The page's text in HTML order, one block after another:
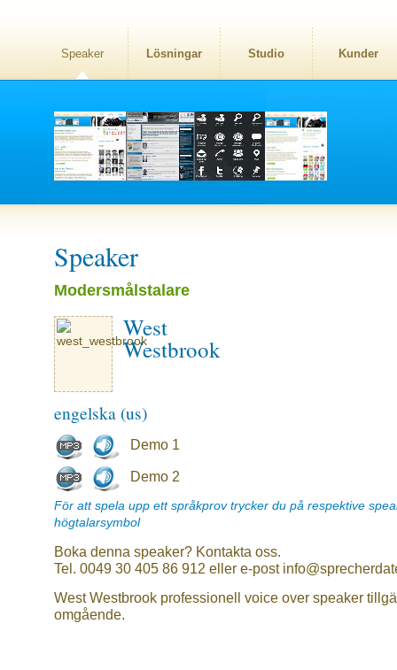
Speaker Lösningar Studio Kunder
Speaker
Modersmålstalare
West
Westbrook
engelska (us)
Demo 1
Demo 2
För att spela upp ett språkprov trycker du på respektive
högtalarsymbol
Boka denna speaker? Kontakta oss.
Tel. 0049 30 405 86 912 eller e-post
West Westbrook professionell voice over speaker
omgående.